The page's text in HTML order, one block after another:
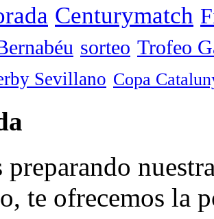
Centurymatch
sorteo Trofeo
Sevillano Copa
preparando
te ofrecemos la